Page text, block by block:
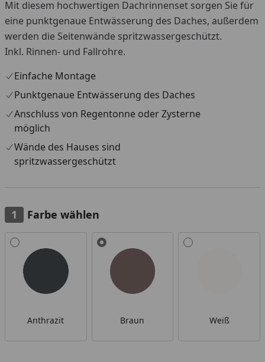
Mit diesem hochwertigen Dachrinnenset sorgen Sie für
eine punktgenaue Entwässerung des Daches, außerdem
werden die Seitenwände spritzwassergeschützt.
Inkl. Rinnen- und Fallrohre.
Einfache Montage
Punktgenaue Entwässerung des Daches
Anschluss von Regentonne oder Zysterne
möglich
Wände des Hauses sind
spritzwassergeschützt
Farbe wählen
Alle anzeigen (3)
Anthrazit Braun Weiß